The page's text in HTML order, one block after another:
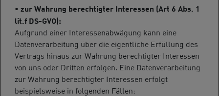
• zur Wahrung berechtigter Interessen (Art 6 Abs. 1
lit.f DS-GVO):
Aufgrund einer Interessenabwägung kann eine
Datenverarbeitung über die eigentliche Erfüllung des
Vertrags hinaus zur Wahrung berechtigter Interessen
von uns oder Dritten erfolgen. Eine Datenverarbeitung
zur Wahrung berechtigter Interessen erfolgt
beispielsweise in folgenden Fällen: